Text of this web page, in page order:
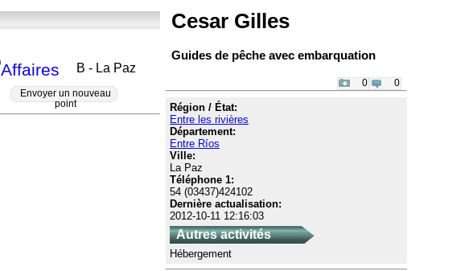
Affaires B - La Paz
Envoyer un nouveau
point
Cesar Gilles
Guides de pêche avec embarquation
0
0
Région / État:
Entre les rivières
Département:
Entre Ríos
Ville:
La Paz
Téléphone 1:
54 (03437)424102
Dernière actualisation:
2012-10-11 12:16:03
Autres activités
Hébergement